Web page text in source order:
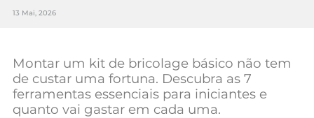
Tecnologia
Negócios
Mundial 2026
13 Mai, 2026
Montar um kit de bricolage básico não tem
de custar uma fortuna. Descubra as 7
ferramentas essenciais para iniciantes e
quanto vai gastar em cada uma.